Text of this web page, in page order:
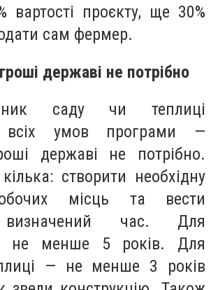
вартості проєкту, ще 30%
сам фермер.
державі не потрібно
саду чи теплиці
всіх умов програми —
державі не потрібно.
створити необхідну
місць та вести
визначений час. Для
не менше 5 років. Для
— не менше 3 років